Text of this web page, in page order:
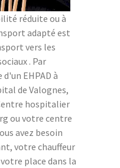
réduite ou à
adapté est
vers les
. Par
EHPAD à
de Valognes,
hospitalier
ou votre centre
avez besoin
votre chauffeur
place dans la